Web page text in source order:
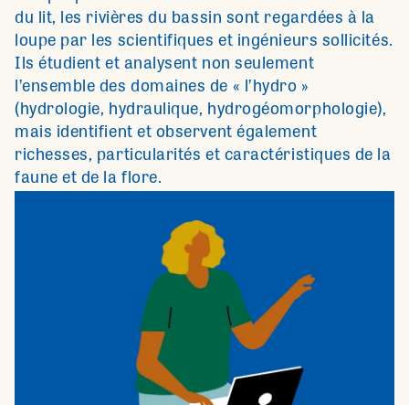
du lit, les rivières du bassin sont regardées à la
loupe par les scientifiques et ingénieurs sollicités.
Ils étudient et analysent non seulement
l’ensemble des domaines de « l’hydro »
(hydrologie, hydraulique, hydrogéomorphologie),
mais identifient et observent également
richesses, particularités et caractéristiques de la
faune et de la flore.